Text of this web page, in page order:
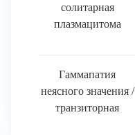
солитарная
плазмацитома
Гаммапатия
неясного значения /
транзиторная